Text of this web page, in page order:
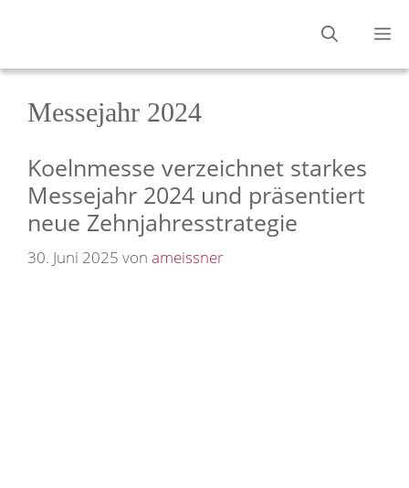
Messejahr 2024
Koelnmesse verzeichnet starkes
Messejahr 2024 und präsentiert
neue Zehnjahresstrategie
30. Juni 2025 von ameissner